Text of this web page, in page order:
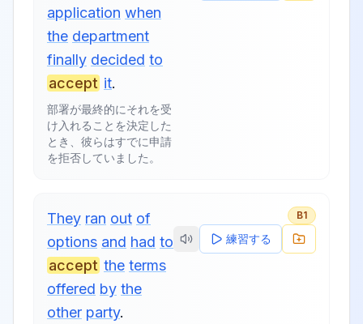
application when
the department
finally decided to
accept it.
部署が最終的にそれを受
け入れることを決定した
とき、彼らはすでに申請
を拒否していました。
They ran out of
options and had to
accept the terms
offered by the
other party.
B1
練習する